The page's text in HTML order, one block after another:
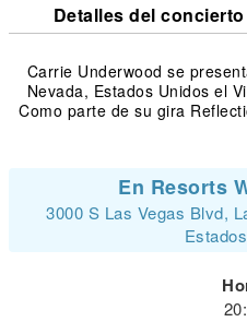
Detalles del
Carrie Underwood se
Nevada, Estados Unidos el
Como parte de su gira
En Resorts
3000 S Las Vegas Blvd,